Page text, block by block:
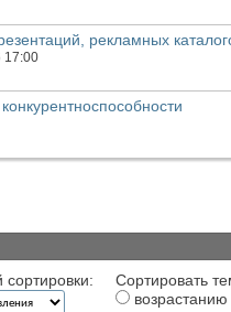
рекламных
17:00
сортировки:
Сортировать
возрастанию